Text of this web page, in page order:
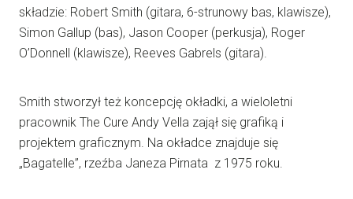
składzie: Robert Smith (gitara, 6-strunowy bas, klawisze),
Simon Gallup (bas), Jason Cooper (perkusja), Roger
O’Donnell (klawisze), Reeves Gabrels (gitara).
Smith stworzył też koncepcję okładki, a wieloletni
pracownik The Cure Andy Vella zajął się grafiką i
projektem graficznym. Na okładce znajduje się
„Bagatelle”, rzeźba Janeza Pirnata z 1975 roku.